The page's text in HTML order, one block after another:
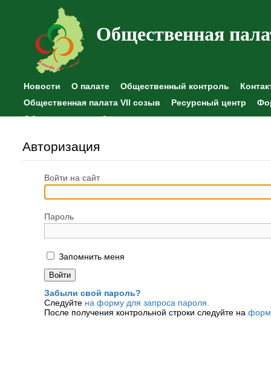
Общественная
Новости О палате Общественный контроль
Общественная палата VII созыв
Ресурсный центр
Общественные наблюдения
Авторизация
Войти на сайт
Пароль
Запомнить меня
Забыли свой пароль?
Следуйте на форму для запроса пароля.
После получения контрольной строки следуйте на